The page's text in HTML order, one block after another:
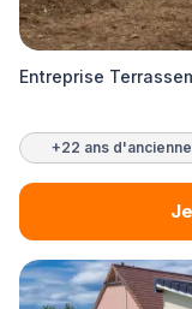
Entreprise
+22 ans